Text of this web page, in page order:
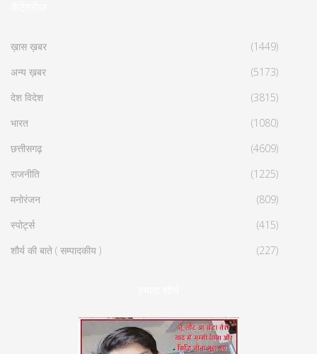
ख़ास ख़बर
(1449)
अन्य ख़बर
(5173)
देश विदेश
(3815)
भारत
(1080)
छत्तीसगढ़
(4609)
राजनीति
(1225)
मनोरंजन
(809)
स्पोर्ट्स
(415)
शौर्य की बाते ( सम्पादकीय )
(227)